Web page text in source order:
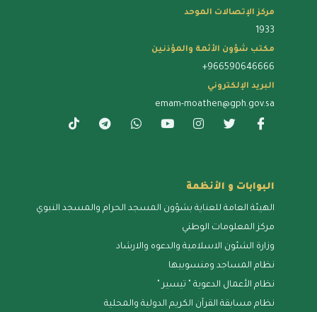
مركز الإتصالات الموحد
1933
مكتب شؤون الأئمة والمؤذنين
+966590646666
البريد الإلكتروني
emam-moathen@gph.gov.sa
البوابات و الأنظمة
الهيئة العامة للعناية بشؤون المسجد الحرام والمسجد النبوي
مركز المعلومات الوطني
وزارة الشئون الاسلامية والدعوه والارشاد
نظام المساجد ومنسوبيها
نظام الأعمال الدعوية " تيسير "
نظام مسابقة القرآن الكريم الدولية والمحلية